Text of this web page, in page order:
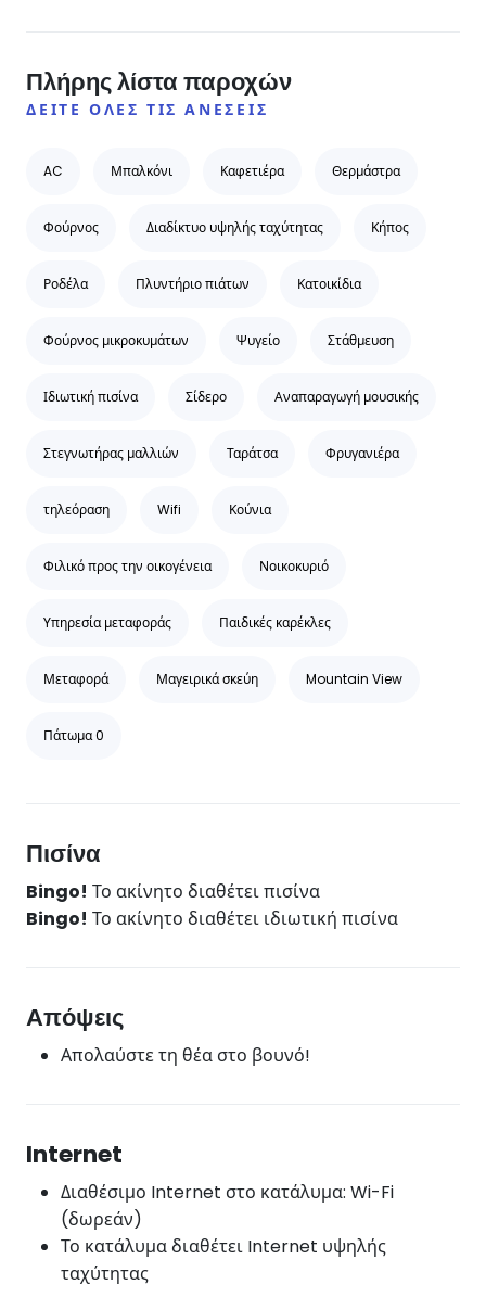
Πλήρης λίστα παροχών
ΔΕΊΤΕ ΌΛΕΣ ΤΙΣ ΑΝΈΣΕΙΣ
AC Μπαλκόνι Καφετιέρα Θερμάστρα
Φούρνος Διαδίκτυο υψηλής ταχύτητας Κήπος
Ροδέλα Πλυντήριο πιάτων Κατοικίδια
Φούρνος μικροκυμάτων Ψυγείο Στάθμευση
Ιδιωτική πισίνα Σίδερο Αναπαραγωγή μουσικής
Στεγνωτήρας μαλλιών Ταράτσα Φρυγανιέρα
τηλεόραση Wifi Κούνια
Φιλικό προς την οικογένεια Νοικοκυριό
Υπηρεσία μεταφοράς Παιδικές καρέκλες
Μεταφορά Μαγειρικά σκεύη Mountain View
Πάτωμα 0
Πισίνα
Bingo! Το ακίνητο διαθέτει πισίνα
Bingo! Το ακίνητο διαθέτει ιδιωτική πισίνα
Απόψεις
Απολαύστε τη θέα στο βουνό!
Internet
Διαθέσιμο Internet στο κατάλυμα: Wi-Fi
(δωρεάν)
Το κατάλυμα διαθέτει Internet υψηλής
ταχύτητας